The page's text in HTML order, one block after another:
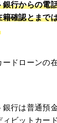
行からの電
確認とまで
ドローンの
行は普通預
ビットカー